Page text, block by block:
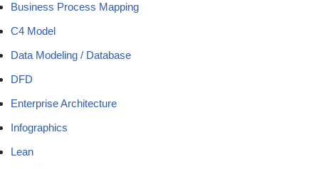
Business Process Mapping
C4 Model
Data Modeling / Database
DFD
Enterprise Architecture
Infographics
Lean